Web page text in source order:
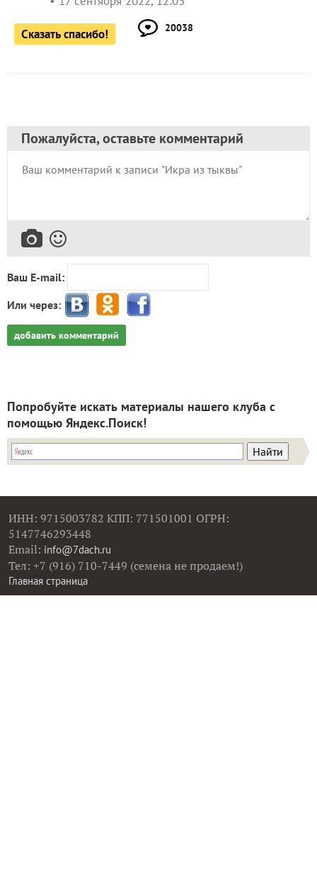
Сказать спасибо! 20038
Пожалуйста, оставьте комментарий
Ваш E-mail:
Или через:
добавить комментарий
Попробуйте искать материалы нашего клуба с
помощью Яндекс.Поиск!
ИНН: 9715003782 КПП: 771501001 ОГРН:
5147746293448
Email: info@7dach.ru
Тел: +7 (916) 710-7449 (семена не продаем!)
Главная страница
Сейчас публикуют